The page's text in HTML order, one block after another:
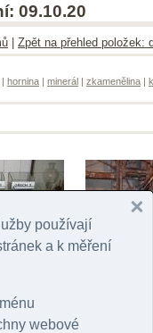
09.10.20
Zpět na přehled položek:
| hornina | minerál | zkamenělina |
používají
a k měření
webové